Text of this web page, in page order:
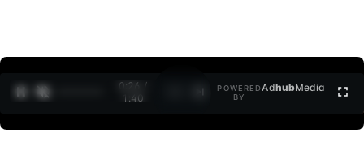
0:26 /
1:40
POWERED
BY
AdhubMedia